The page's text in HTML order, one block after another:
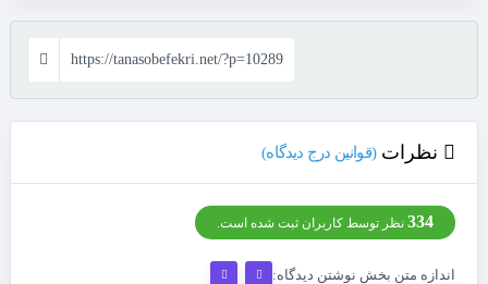
https://tanasobefekri.net/?p=10289
نظرات (قوانین درج دیدگاه)
334 نظر توسط کاربران ثبت شده است.
اندازه متن بخش نوشتن دیدگاه: